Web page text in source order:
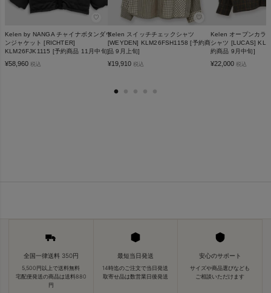
♡
Kelen by NANGA チャイナボタンダウ
ンジャケット [RICHTER]
KLM26FJK1115 [予約商品 11月中旬]
¥58,960 税込
♡
Kelen スイッチチェックシャツ
[WEYDEN] KLM26FSH1158 [予約商
品 9月上旬]
¥19,910 税込
Kelen オープンカラ
シャツ [LUCAS]
約商品 9月中旬]
¥22,000 税込
全国一律送料 350円
5,500円以上で送料無料
宅配便発送の商品は送料880
円
最短当日発送
14時迄のご注文で当日発送
取寄せ品は数営業日後発送
安心のサポート
サイズや商品選びなども
ご相談いただけます